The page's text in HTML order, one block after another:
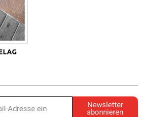
Newsletter
abonnieren